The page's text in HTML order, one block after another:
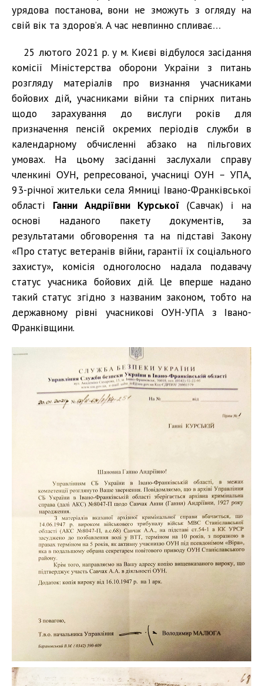
урядова постанова, вони не зможуть з огляду на
свій вік та здоров’я. А час невпинно спливає…
25 лютого 2021 р. у м. Києві відбулося засідання
комісії Міністерства оборони України з питань
розгляду матеріалів про визнання учасниками
бойових дій, учасниками війни та спірних питань
щодо зарахування до вислуги років для
призначення пенсій окремих періодів служби в
календарному обчисленні абзако на пільгових
умовах. На цьому засіданні заслухали справу
членкині ОУН, репресованої, учасниці ОУН – УПА,
93-річної жительки села Ямниці Івано-Франківської
області Ганни Андріївни Курської (Савчак) і на
основі наданого пакету документів, за
результатами обговорення та на підставі Закону
«Про статус ветеранів війни, гарантії їх соціального
захисту», комісія одноголосно надала подавачу
статус учасника бойових дій. Це вперше надано
такий статус згідно з названим законом, тобто на
державному рівні учасникові ОУН-УПА з Івано-
Франківщини.